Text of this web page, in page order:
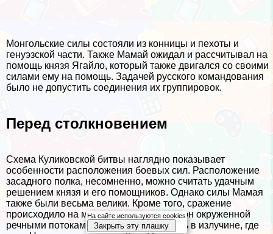
Монгольские силы состояли из конницы и пехоты и
генуэзской части. Также Мамай ожидал и рассчитывал на
помощь князя Ягайло, который также двигался со своими
силами ему на помощь. Задачей русского комaндования
было не допустить соединения их группировок.
Перед столкновением
Схема Куликовской битвы наглядно показывает
особенности расположения боевых сил. Расположение
засадного полка, несомненно, можно считать удачным
решением князя и его помощников. Однако силы Мамая
также были весьма велики. Кроме того, сражение
происходило на местности, с трех сторон окруженной
речными потоками: поле располагалось в излучине, где
На сайте используются cookies
Закрыть эту плашку